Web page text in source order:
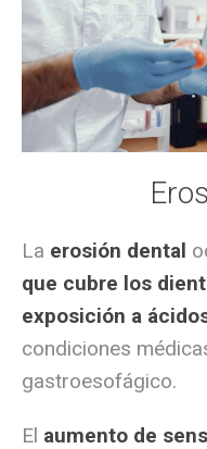
La erosión dental
que cubre los
exposición a
condiciones
gastroesofágico.
El aumento de